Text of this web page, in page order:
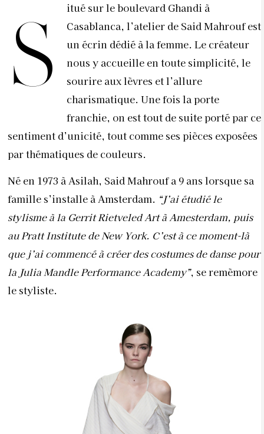
S
itué sur le boulevard Ghandi à
Casablanca, l’atelier de Said Mahrouf est
un écrin dédié à la femme. Le créateur
nous y accueille en toute simplicité, le
sourire aux lèvres et l’allure
charismatique. Une fois la porte
franchie, on est tout de suite porté par ce
sentiment d’unicité, tout comme ses pièces exposées
par thématiques de couleurs.
Né en 1973 à Asilah, Said Mahrouf a 9 ans lorsque sa
famille s’installe à Amsterdam. “J’ai étudié le
stylisme à la Gerrit Rietveled Art à Amesterdam, puis
au Pratt Institute de New York. C’est à ce moment-là
que j’ai commencé à créer des costumes de danse pour
la Julia Mandle Performance Academy”, se remèmore
le styliste.